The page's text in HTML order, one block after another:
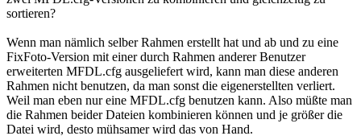
sortieren?
Wenn man nämlich selber Rahmen erstellt hat und ab und zu eine
FixFoto-Version mit einer durch Rahmen anderer Benutzer
erweiterten MFDL.cfg ausgeliefert wird, kann man diese anderen
Rahmen nicht benutzen, da man sonst die eigenerstellten verliert.
Weil man eben nur eine MFDL.cfg benutzen kann. Also müßte man
die Rahmen beider Dateien kombinieren können und je größer die
Datei wird, desto mühsamer wird das von Hand.